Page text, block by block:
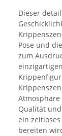
Dieser
Pose und
zum
Qualität
ein
bereiten